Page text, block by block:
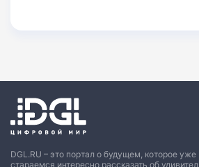
DGL.RU – это портал о будущем, которое
стараемся интересно рассказать об